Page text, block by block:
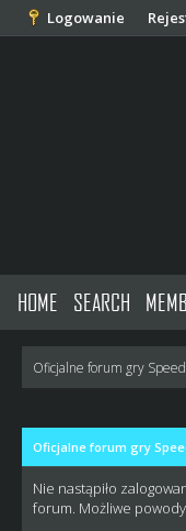
Logowanie
HOME SEARCH
Oficjalne forum gry
Oficjalne forum gry
Nie nastąpiło
forum. Możliwe